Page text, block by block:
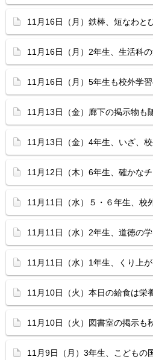
11月16日（月）鉄棒、短なわと
11月16日（月）2年生、生活科
11月16日（月）5年生も校外学
11月13日（金）廊下の掲示物も
11月13日（金）4年生、いざ、
11月12日（木）6年生、確かな
11月11日（水）５・６年生、校
11月11日（水）2年生、道徳の
11月11日（水）1年生、くり上
11月10日（火）本日の給食は栄
11月10日（火）図書室の掲示も
11月9日（月）3年生、こどもの